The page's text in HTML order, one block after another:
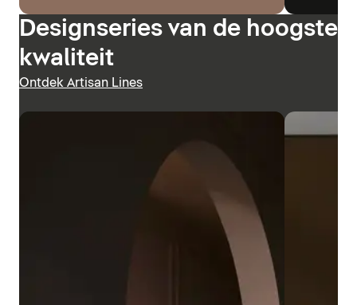
Designseries van de hoogste
kwaliteit
Ontdek Artisan Lines